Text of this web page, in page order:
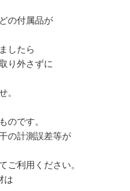
の付属品が
したら
り外さずに
。
のです。
の計測誤差等が
ご利用ください。
は